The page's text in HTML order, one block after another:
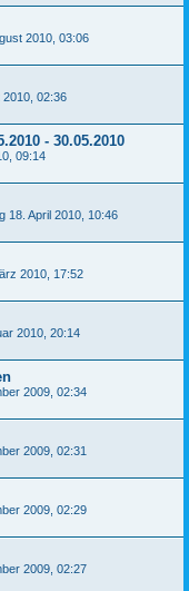
2010, 03:06
2010, 02:36
- 30.05.2010
09:14
18. April 2010, 10:46
2010, 17:52
2010, 20:14
2009, 02:34
2009, 02:31
2009, 02:29
2009, 02:27